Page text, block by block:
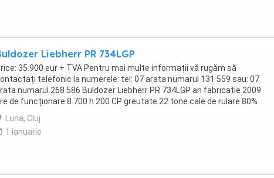
Liebherr PR 734LGP
35.900 eur + TVA Pentru mai multe informații vă rugăm să
telefonic la numerele: tel: 07 arata numarul 131 559 sau: 07
numarul 268 586 Buldozer Liebherr PR 734LGP an fabricatie 2009
de funcționare 8.700 h 200 CP greutate 22 tone cale de rulare 80%
lamă 4 ...
Luna, Cluj
1 ianuarie